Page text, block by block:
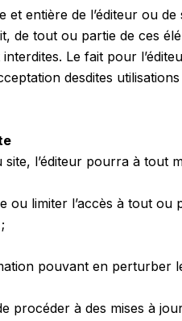
et entière de l’éditeur ou
de tout ou partie de ces
interdites. Le fait pour
desdites
l’éditeur pourra à tout
limiter l’accès à tout ou
pouvant en perturber
procéder à des mises à